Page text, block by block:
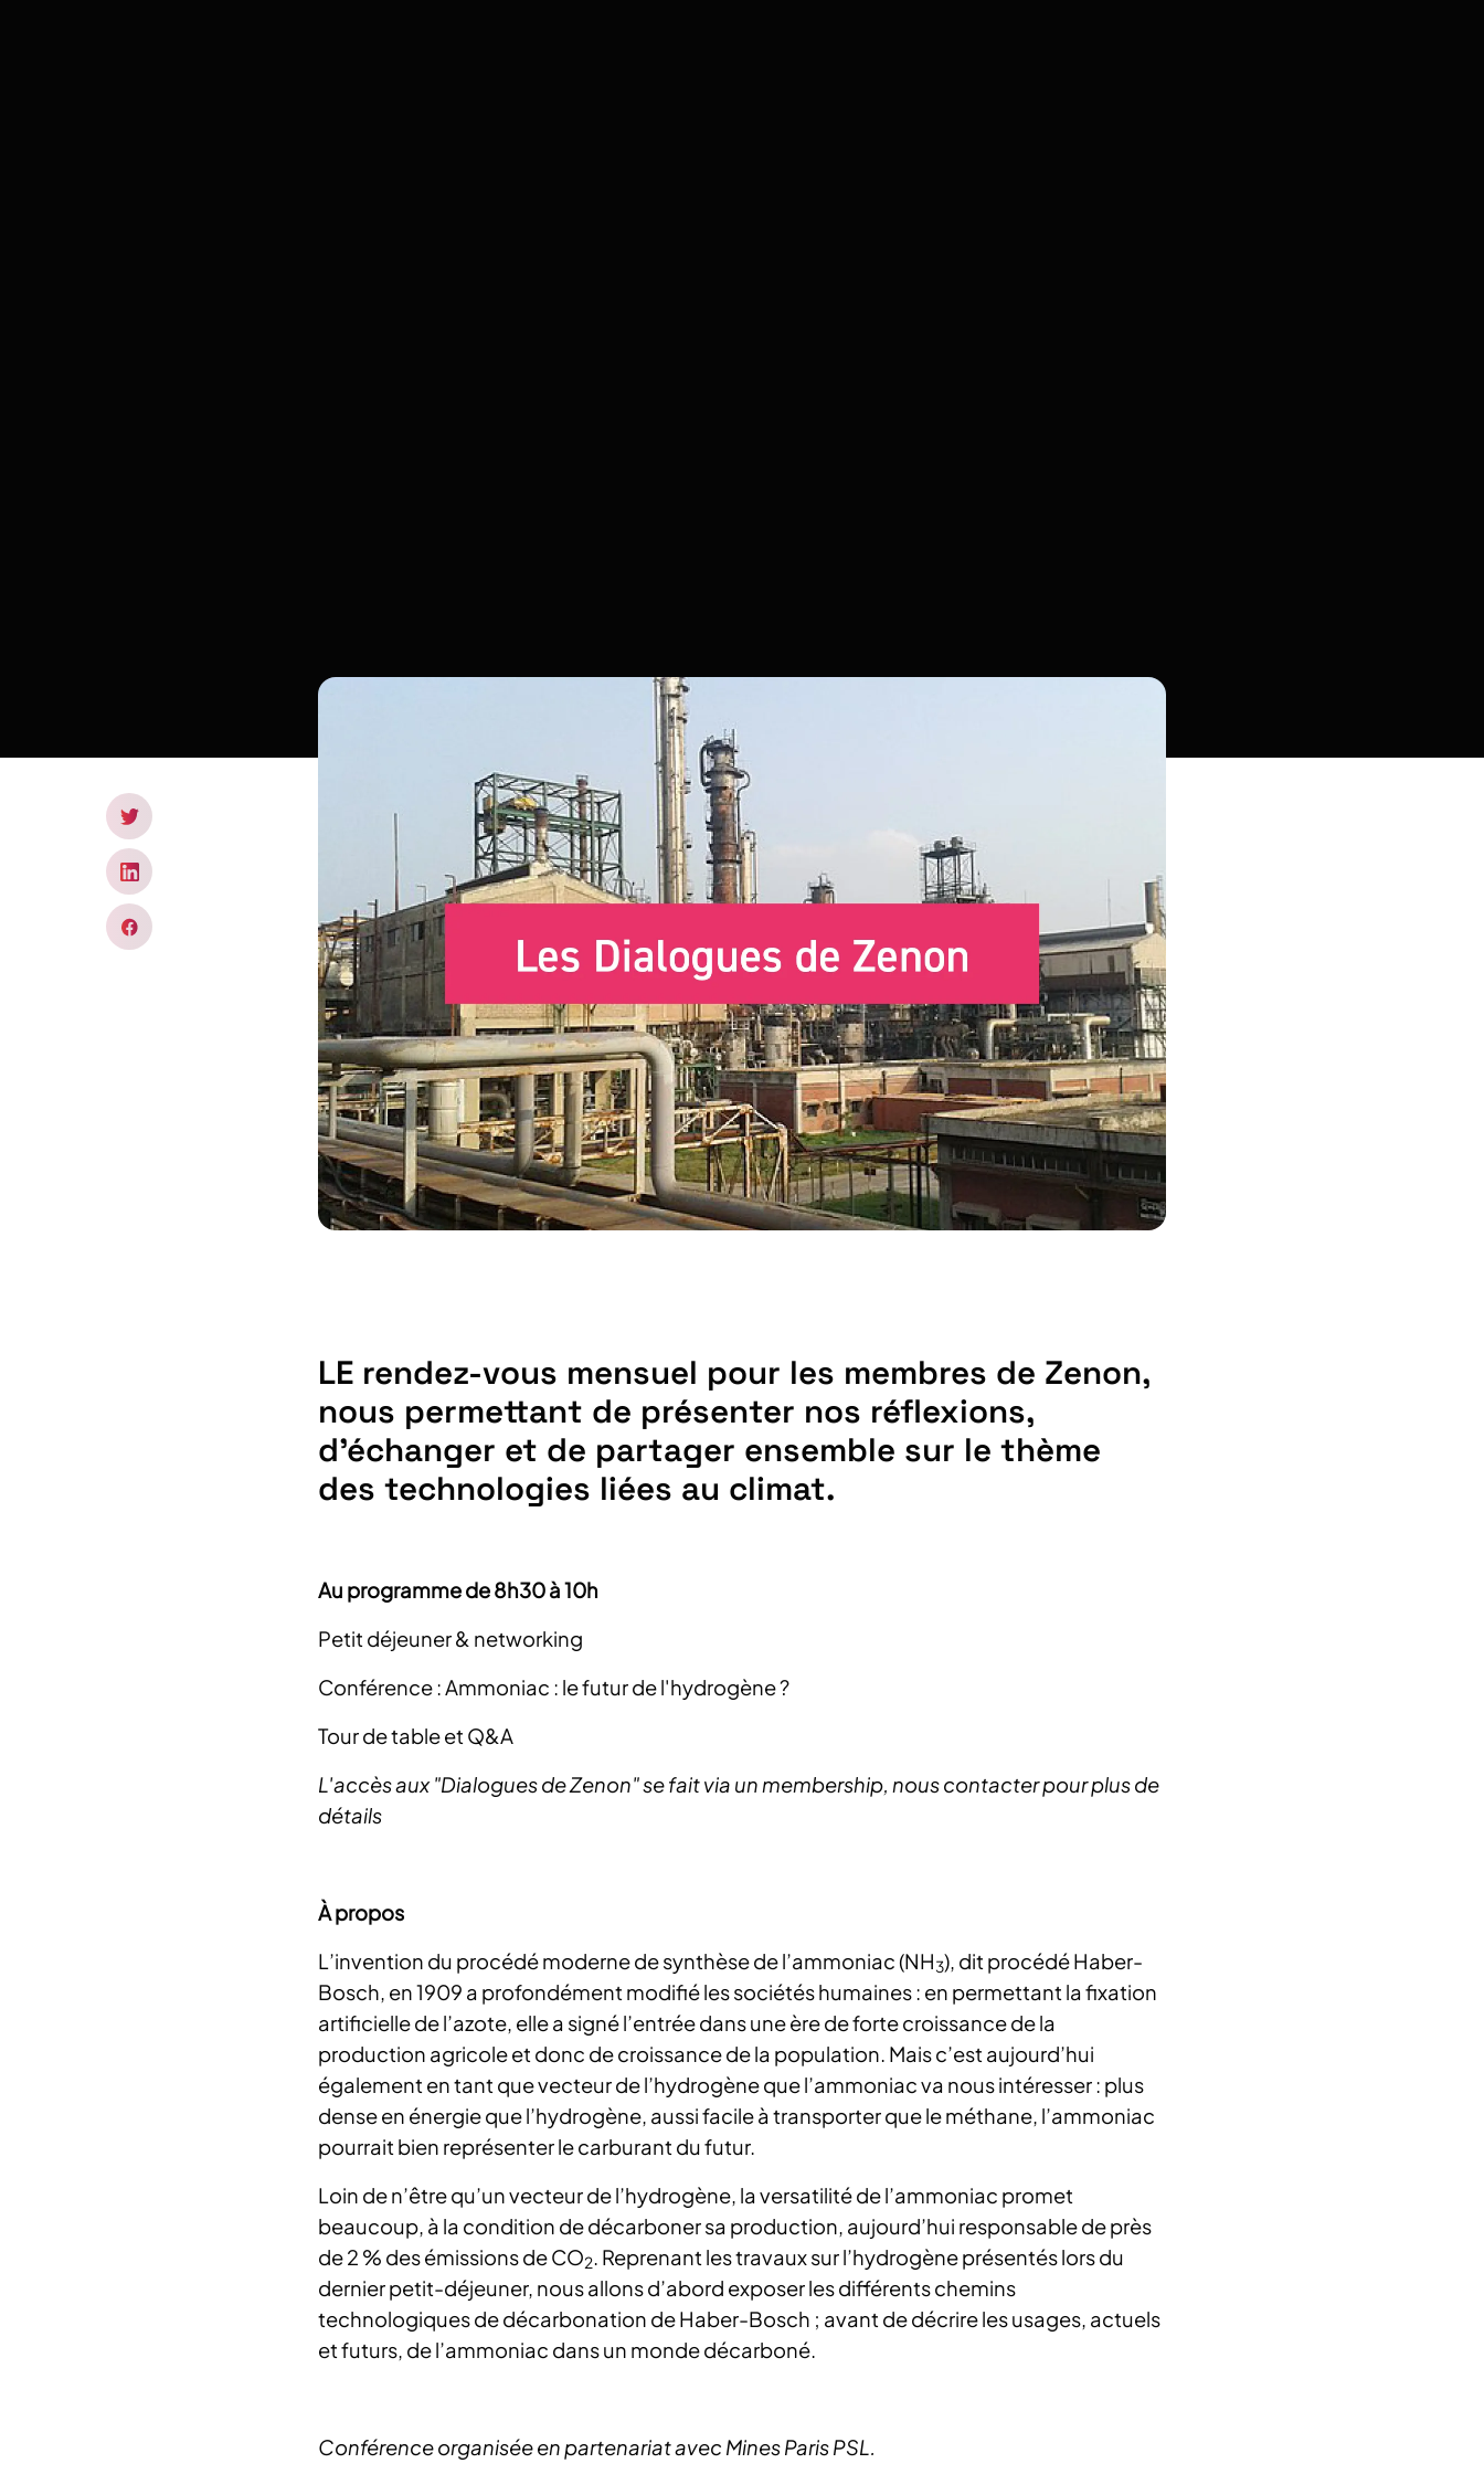
LE rendez-vous mensuel pour les membres de Zenon,
nous permettant de présenter nos réflexions,
d'échanger et de partager ensemble sur le thème
des technologies liées au climat.
Au programme de 8h30 à 10h
Petit déjeuner & networking
Conférence : Ammoniac : le futur de l'hydrogène ?
Tour de table et Q&A
L'accès aux "Dialogues de Zenon" se fait via un membership, nous contacter pour plus de
détails
À propos
L’invention du procédé moderne de synthèse de l’ammoniac (NH3), dit procédé Haber-
Bosch, en 1909 a profondément modifié les sociétés humaines : en permettant la fixation
artificielle de l’azote, elle a signé l’entrée dans une ère de forte croissance de la
production agricole et donc de croissance de la population. Mais c’est aujourd’hui
également en tant que vecteur de l’hydrogène que l’ammoniac va nous intéresser : plus
dense en énergie que l’hydrogène, aussi facile à transporter que le méthane, l’ammoniac
pourrait bien représenter le carburant du futur.
Loin de n’être qu’un vecteur de l’hydrogène, la versatilité de l’ammoniac promet
beaucoup, à la condition de décarboner sa production, aujourd’hui responsable de près
de 2 % des émissions de CO2. Reprenant les travaux sur l’hydrogène présentés lors du
dernier petit-déjeuner, nous allons d’abord exposer les différents chemins
technologiques de décarbonation de Haber-Bosch ; avant de décrire les usages, actuels
et futurs, de l’ammoniac dans un monde décarboné.
Conférence organisée en partenariat avec Mines Paris PSL.